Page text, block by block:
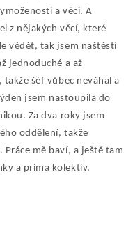
a věci. A
z nějakých věcí, které
vědět, tak jsem naštěstí
jednoduché a až
šéf vůbec neváhal a
jsem nastoupila do
Za dva roky jsem
oddělení, takže
mě baví, a ještě tam
a prima kolektiv.